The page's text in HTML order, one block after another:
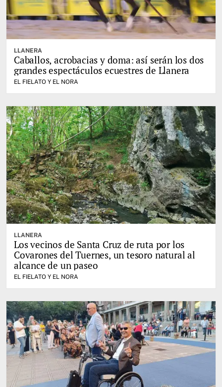
LLANERA
Caballos, acrobacias y doma: así serán los dos
grandes espectáculos ecuestres de Llanera
EL FIELATO Y EL NORA
LLANERA
Los vecinos de Santa Cruz de ruta por los
Covarones del Tuernes, un tesoro natural al
alcance de un paseo
EL FIELATO Y EL NORA